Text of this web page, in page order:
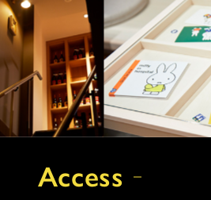
Access